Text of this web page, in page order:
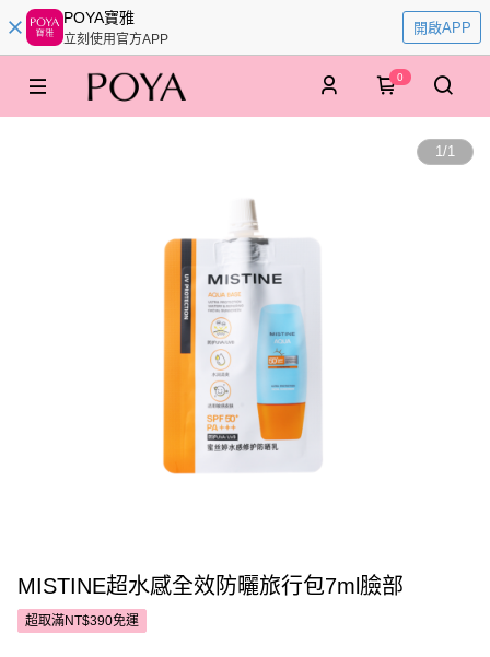
POYA寶雅
立刻使用官方APP
開啟APP
0
1/1
MISTINE超水感全效防曬旅行包7ml臉部
超取滿NT$390免運